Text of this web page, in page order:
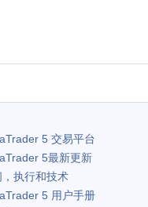
5交易平台
5最新更新
，执行和技术
5用户手册